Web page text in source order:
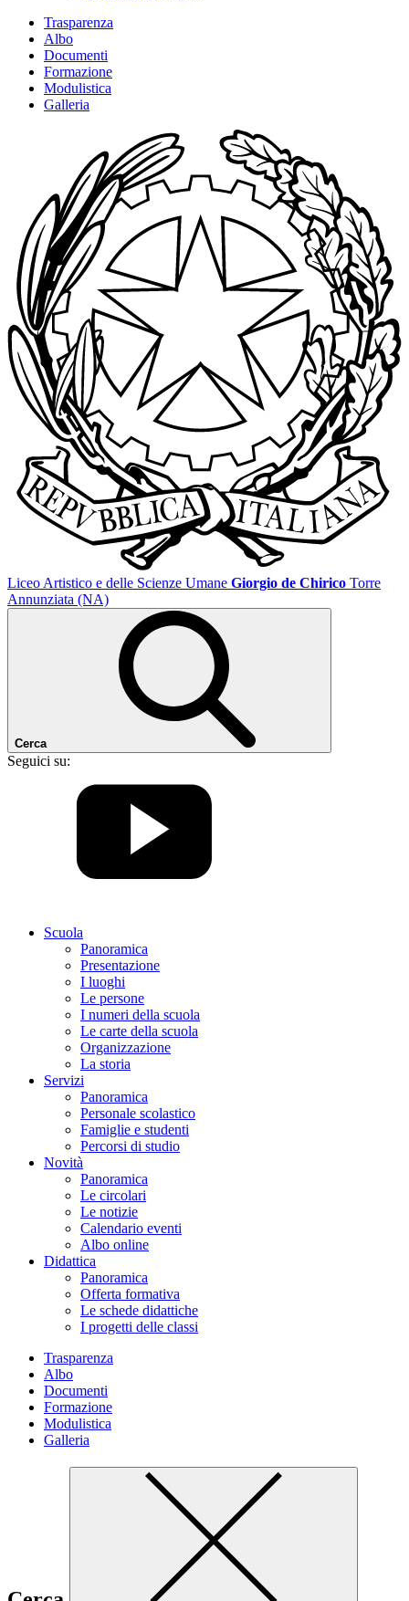
Trasparenza
Albo
Documenti
Formazione
Modulistica
Galleria
Liceo Artistico e delle Scienze Umane Giorgio de Chirico Torre
Annunziata (NA)
Cerca
Seguici su:
Scuola
Panoramica
Presentazione
I luoghi
Le persone
I numeri della scuola
Le carte della scuola
Organizzazione
La storia
Servizi
Panoramica
Personale scolastico
Famiglie e studenti
Percorsi di studio
Novità
Panoramica
Le circolari
Le notizie
Calendario eventi
Albo online
Didattica
Panoramica
Offerta formativa
Le schede didattiche
I progetti delle classi
Trasparenza
Albo
Documenti
Formazione
Modulistica
Galleria